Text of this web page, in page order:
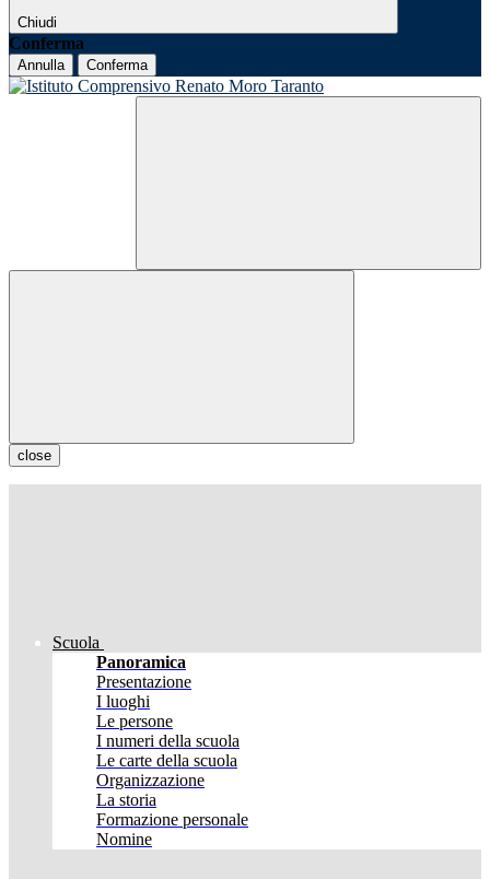
Chiudi
Conferma
Annulla Conferma
close
Scuola
Panoramica
Presentazione
I luoghi
Le persone
I numeri della scuola
Le carte della scuola
Organizzazione
La storia
Formazione personale
Nomine